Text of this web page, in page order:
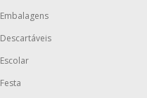
Embalagens
Descartáveis
Escolar
Festa